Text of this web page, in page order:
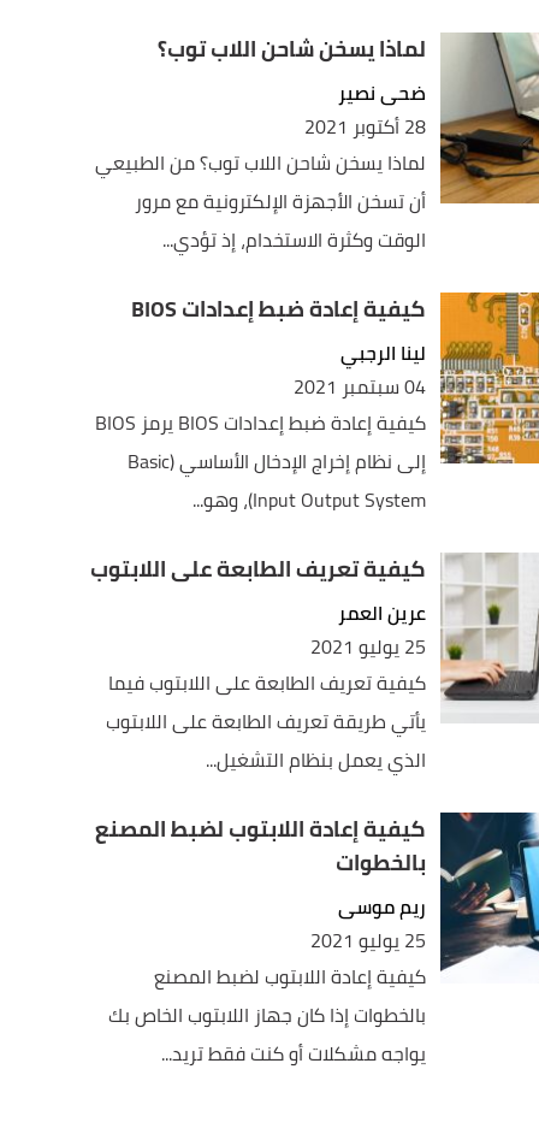
لماذا يسخن شاحن اللاب توب؟
ضحى نصير
28 أكتوبر 2021
لماذا يسخن شاحن اللاب توب؟ من الطبيعي
أن تسخن الأجهزة الإلكترونية مع مرور
الوقت وكثرة الاستخدام، إذ تؤدي...
كيفية إعادة ضبط إعدادات BIOS
لينا الرجبي
04 سبتمبر 2021
كيفية إعادة ضبط إعدادات BIOS يرمز BIOS
إلى نظام إخراج الإدخال الأساسي (Basic
Input Output System)، وهو...
كيفية تعريف الطابعة على اللابتوب
عرين العمر
25 يوليو 2021
كيفية تعريف الطابعة على اللابتوب فيما
يأتي طريقة تعريف الطابعة على اللابتوب
الذي يعمل بنظام التشغيل...
كيفية إعادة اللابتوب لضبط المصنع
بالخطوات
ريم موسى
25 يوليو 2021
كيفية إعادة اللابتوب لضبط المصنع
بالخطوات إذا كان جهاز اللابتوب الخاص بك
يواجه مشكلات أو كنت فقط تريد...